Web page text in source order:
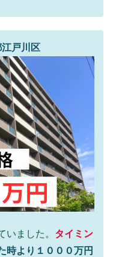
戸川区
いました。 タイミン
時より１０００万円